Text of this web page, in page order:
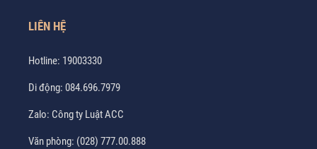
LIÊN HỆ
Hotline: 19003330
Di động: 084.696.7979
Zalo: Công ty Luật ACC
Văn phòng: (028) 777.00.888